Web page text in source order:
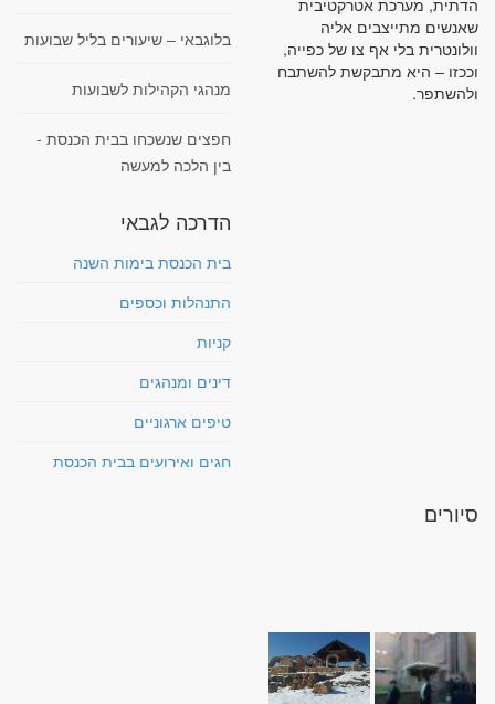
שאנשים מתייצבים אליה
וולונטרית בלי אף צו של כפייה,
וככזו – היא מתבקשת להשתבח
ולהשתפר.
בלוגבאי – שיעורים בליל שבועות
מנהגי הקהילות לשבועות
חפצים שנשכחו בבית הכנסת -
בין הלכה למעשה
הדרכה לגבאי
בית הכנסת בימות השנה
התנהלות וכספים
קניות
דינים ומנהגים
טיפים ארגוניים
חגים ואירועים בבית הכנסת
סיורים